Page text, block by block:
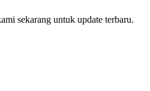
sekarang untuk update terbaru.